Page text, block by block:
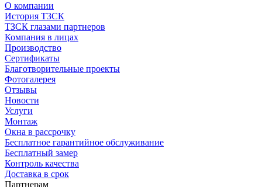
О компании
История ТЗСК
ТЗСК глазами партнеров
Компания в лицах
Производство
Сертификаты
Благотворительные проекты
Фотогалерея
Отзывы
Новости
Услуги
Монтаж
Окна в рассрочку
Бесплатное гарантийное обслуживание
Бесплатный замер
Контроль качества
Доставка в срок
Партнерам